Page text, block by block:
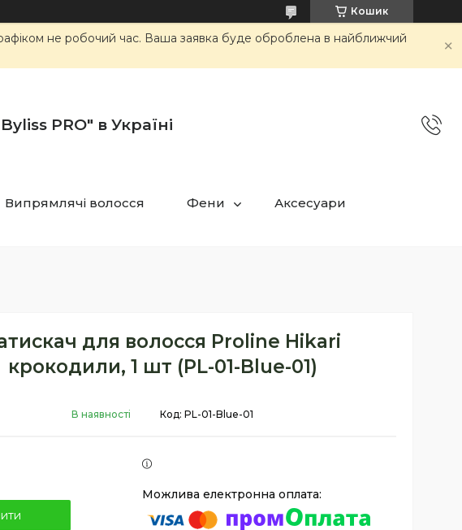
Кошик
не робочий час. Ваша заявка буде оброблена в найближчий
PRO" в Україні
Випрямлячі волосся Фени Аксесуари
для волосся Proline Hikari
крокодили, 1 шт (PL-01-Blue-01)
В наявності Код: PL-01-Blue-01